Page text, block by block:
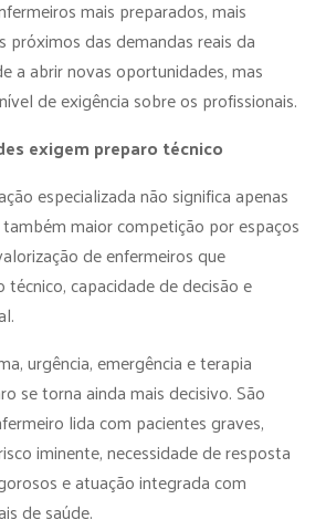
mais preparados, mais
próximos das demandas reais da
a abrir novas oportunidades, mas
de exigência sobre os profissionais.
exigem preparo técnico
especializada não significa apenas
maior competição por espaços
de enfermeiros que
capacidade de decisão e
urgência, emergência e terapia
se torna ainda mais decisivo. São
lida com pacientes graves,
iminente, necessidade de resposta
e atuação integrada com
de saúde.